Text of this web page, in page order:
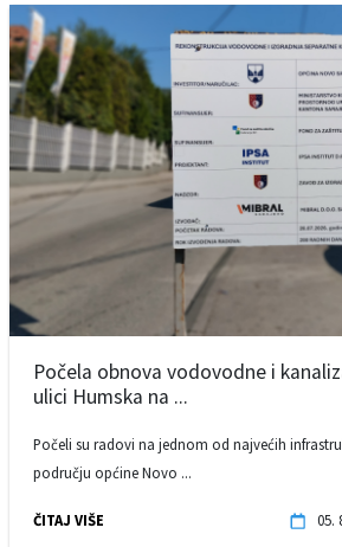
Počela obnova vodovodne i
ulici Humska na ...
Počeli su radovi na jednom od najvećih
području općine Novo ...
ČITAJ VIŠE 05.